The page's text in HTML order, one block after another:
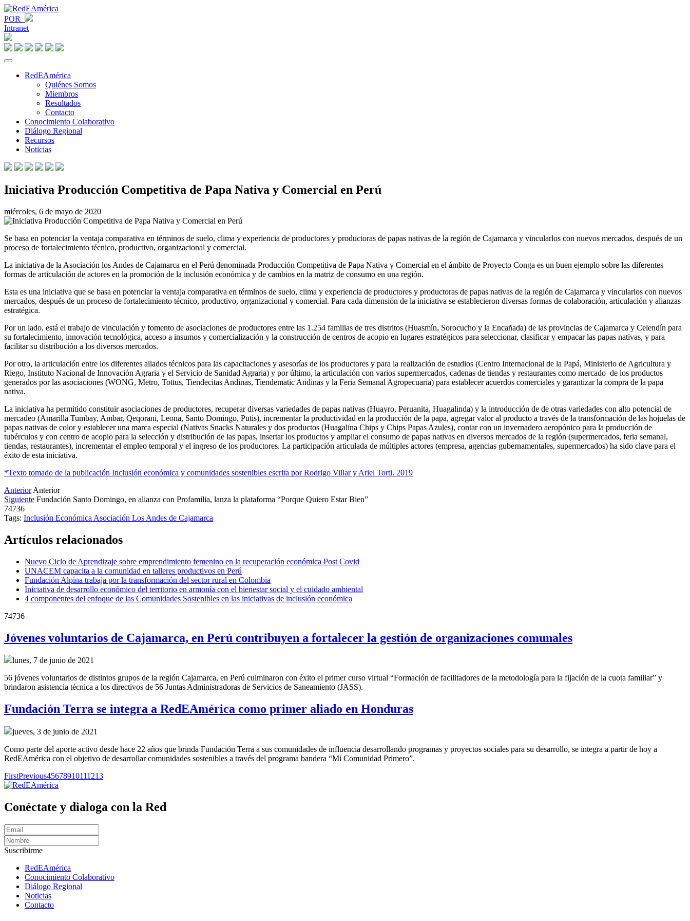
POR
Intranet
RedEAmérica
Quiénes Somos
Miembros
Resultados
Contacto
Conocimiento Colaborativo
Diálogo Regional
Recursos
Noticias
Iniciativa Producción Competitiva de Papa Nativa y Comercial en Perú
miércoles, 6 de mayo de 2020
Se basa en potenciar la ventaja comparativa en términos de suelo, clima y experiencia de productores y productoras de papas nativas de la región de Cajamarca y vincularlos con nuevos mercados, después de un
proceso de fortalecimiento técnico, productivo, organizacional y comercial.
La iniciativa de la Asociación los Andes de Cajamarca en el Perú denominada Producción Competitiva de Papa Nativa y Comercial en el ámbito de Proyecto Conga es un buen ejemplo sobre las diferentes
formas de articulación de actores en la promoción de la inclusión económica y de cambios en la matriz de consumo en una región.
Esta es una iniciativa que se basa en potenciar la ventaja comparativa en términos de suelo, clima y experiencia de productores y productoras de papas nativas de la región de Cajamarca y vincularlos con nuevos
mercados, después de un proceso de fortalecimiento técnico, productivo, organizacional y comercial. Para cada dimensión de la iniciativa se establecieron diversas formas de colaboración, articulación y alianzas
estratégica.
Por un lado, está el trabajo de vinculación y fomento de asociaciones de productores entre las 1.254 familias de tres distritos (Huasmín, Sorocucho y la Encañada) de las provincias de Cajamarca y Celendín para
su fortalecimiento, innovación tecnológica, acceso a insumos y comercialización y la construcción de centros de acopio en lugares estratégicos para seleccionar, clasificar y empacar las papas nativas, y para
facilitar su distribución a los diversos mercados.
Por otro, la articulación entre los diferentes aliados técnicos para las capacitaciones y asesorías de los productores y para la realización de estudios (Centro Internacional de la Papá, Ministerio de Agricultura y
Riego, Instituto Nacional de Innovación Agraria y el Servicio de Sanidad Agraria) y por último, la articulación con varios supermercados, cadenas de tiendas y restaurantes como mercado de los productos
generados por las asociaciones (WONG, Metro, Tottus, Tiendecitas Andinas, Tiendematic Andinas y la Feria Semanal Agropecuaria) para establecer acuerdos comerciales y garantizar la compra de la papa
nativa.
La iniciativa ha permitido constituir asociaciones de productores, recuperar diversas variedades de papas nativas (Huayro, Peruanita, Huagalinda) y la introducción de de otras variedades con alto potencial de
mercadeo (Amarilla Tumbay, Ambar, Qeqorani, Leona, Santo Domingo, Putis), incrementar la productividad en la producción de la papa, agregar valor al producto a través de la transformación de las hojuelas de
papas nativas de color y establecer una marca especial (Nativas Snacks Naturales y dos productos (Huagalina Chips y Chips Papas Azules), contar con un invernadero aeropónico para la producción de
tubérculos y con centro de acopio para la selección y distribución de las papas, insertar los productos y ampliar el consumo de papas nativas en diversos mercados de la región (supermercados, feria semanal,
tiendas, restaurantes), incrementar el empleo temporal y el ingreso de los productores. La participación articulada de múltiples actores (empresa, agencias gubernamentales, supermercados) ha sido clave para el
éxito de esta iniciativa.
*Texto tomado de la publicación Inclusión económica y comunidades sostenibles escrita por Rodrigo Villar y Ariel Torti. 2019
Anterior Anterior
Siguiente Fundación Santo Domingo, en alianza con Profamilia, lanza la plataforma “Porque Quiero Estar Bien”
74736
Tags: Inclusión Económica Asociación Los Andes de Cajamarca
Artículos relacionados
Nuevo Ciclo de Aprendizaje sobre emprendimiento femenino en la recuperación económica Post Covid
UNACEM capacita a la comunidad en talleres productivos en Perú
Fundación Alpina trabaja por la transformación del sector rural en Colombia
Iniciativa de desarrollo económico del territorio en armonía con el bienestar social y el cuidado ambiental
4 componentes del enfoque de las Comunidades Sostenibles en las iniciativas de inclusión económica
74736
Jóvenes voluntarios de Cajamarca, en Perú contribuyen a fortalecer la gestión de organizaciones comunales
lunes, 7 de junio de 2021
56 jóvenes voluntarios de distintos grupos de la región Cajamarca, en Perú culminaron con éxito el primer curso virtual “Formación de facilitadores de la metodología para la fijación de la cuota familiar” y
brindaron asistencia técnica a los directivos de 56 Juntas Administradoras de Servicios de Saneamiento (JASS).
Fundación Terra se integra a RedEAmérica como primer aliado en Honduras
jueves, 3 de junio de 2021
Como parte del aporte activo desde hace 22 años que brinda Fundación Terra a sus comunidades de influencia desarrollando programas y proyectos sociales para su desarrollo, se integra a partir de hoy a
RedEAmérica con el objetivo de desarrollar comunidades sostenibles a través del programa bandera “Mi Comunidad Primero”.
FirstPrevious45678910111213
Conéctate y dialoga con la Red
Suscribirme
RedEAmérica
Conocimiento Colaborativo
Diálogo Regional
Noticias
Contacto